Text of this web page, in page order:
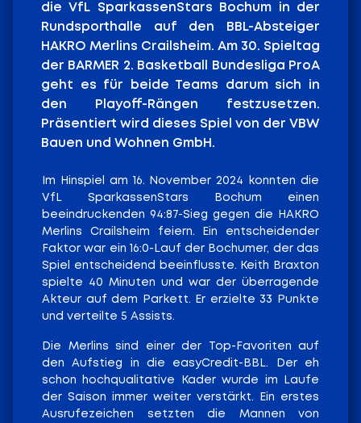
die VfL SparkassenStars Bochum in der
Rundsporthalle auf den BBL-Absteiger
HAKRO Merlins Crailsheim. Am 30. Spieltag
der BARMER 2. Basketball Bundesliga ProA
geht es für beide Teams darum sich in
den Playoff-Rängen festzusetzen.
Präsentiert wird dieses Spiel von der VBW
Bauen und Wohnen GmbH.
Im Hinspiel am 16. November 2024 konnten die
VfL SparkassenStars Bochum einen
beeindruckenden 94:87-Sieg gegen die HAKRO
Merlins Crailsheim feiern. Ein entscheidender
Faktor war ein 16:0-Lauf der Bochumer, der das
Spiel entscheidend beeinflusste. Keith Braxton
spielte 40 Minuten und war der überragende
Akteur auf dem Parkett. Er erzielte 33 Punkte
und verteilte 5 Assists.
Die Merlins sind einer der Top-Favoriten auf
den Aufstieg in die easyCredit-BBL. Der eh
schon hochqualitative Kader wurde im Laufe
der Saison immer weiter verstärkt. Ein erstes
Ausrufezeichen setzten die Mannen von